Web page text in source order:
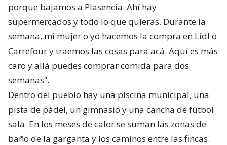
porque bajamos a Plasencia. Ahí hay
supermercados y todo lo que quieras. Durante la
semana, mi mujer o yo hacemos la compra en Lidl o
Carrefour y traemos las cosas para acá. Aquí es más
caro y allá puedes comprar comida para dos
semanas”.
Dentro del pueblo hay una piscina municipal, una
pista de pádel, un gimnasio y una cancha de fútbol
sala. En los meses de calor se suman las zonas de
baño de la garganta y los caminos entre las fincas.